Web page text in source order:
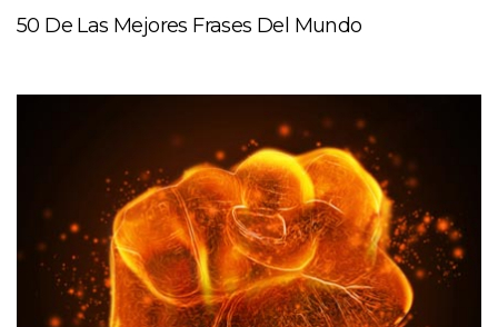
50 De Las Mejores Frases Del Mundo